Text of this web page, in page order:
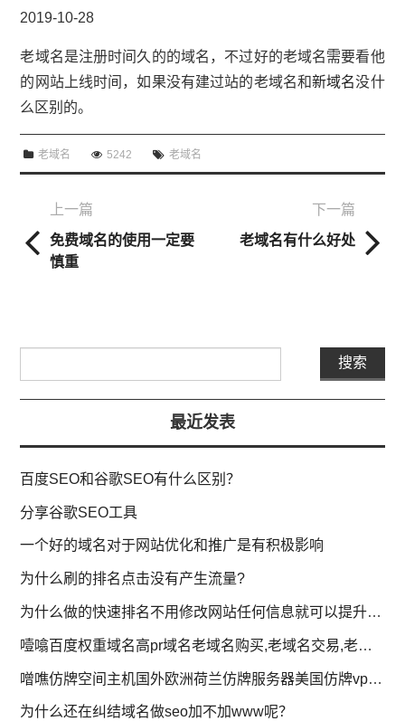
2019-10-28
老域名是注册时间久的的域名，不过好的老域名需要看他
的网站上线时间，如果没有建过站的老域名和新域名没什
么区别的。
老域名 5242 老域名
上一篇
免费域名的使用一定要
慎重
下一篇
老域名有什么好处
最近发表
百度SEO和谷歌SEO有什么区别？
分享谷歌SEO工具
一个好的域名对于网站优化和推广是有积极影响
为什么刷的排名点击没有产生流量?
为什么做的快速排名不用修改网站任何信息就可以提升排名?
噎噏百度权重域名高pr域名老域名购买,老域名交易,老域名出售,已备案域名,百度搜狗收录域名,外链反链域名
噌噍仿牌空间主机国外欧洲荷兰仿牌服务器美国仿牌vps推荐,外贸抗投诉服务器,免投诉vps,防投诉主机空间
为什么还在纠结域名做seo加不加www呢？